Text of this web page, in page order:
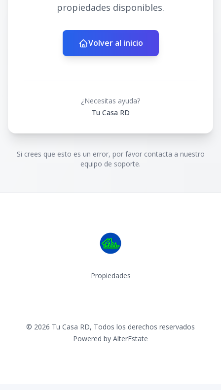
propiedades disponibles.
Volver al inicio
¿Necesitas ayuda?
Tu Casa RD
Si crees que esto es un error, por favor contacta a nuestro
equipo de soporte.
Propiedades
© 2026 Tu Casa RD, Todos los derechos reservados
Powered by AlterEstate